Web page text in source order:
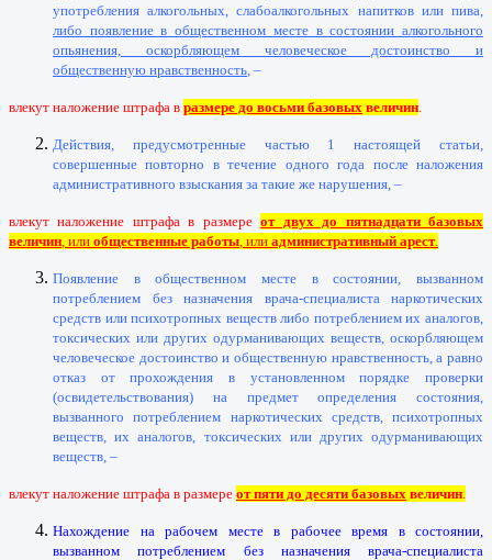
употребления алкогольных, слабоалкогольных напитков или пива,
либо появление в общественном месте в состоянии алкогольного
опьянения, оскорбляющем человеческое достоинство и
общественную нравственность , –
влекут наложение штрафа в размере до восьми базовых величин
Действия, предусмотренные частью 1 настоящей статьи,
совершенные повторно в течение одного года после наложения
административного взыскания за такие же нарушения, –
влекут наложение штрафа в размереот двух до пятнадцати базовых
величин , или общественные работы , или административный арест.
Появление в общественном месте в состоянии, вызванном
потреблением без назначения врача-специалиста наркотических
средств или психотропных веществ либо потреблением их аналогов,
токсических или других одурманивающих веществ, оскорбляющем
человеческое достоинство и общественную нравственность, а равно
отказ от прохождения в установленном порядке проверки
(освидетельствования) на предмет определения состояния,
вызванного потреблением наркотических средств, психотропных
веществ, их аналогов, токсических или других одурманивающих
веществ, –
влекут наложение штрафа в размере от пяти до десяти базовых величин
Нахождение на рабочем месте в рабочее время в состоянии,
вызванном потреблением без назначения врача-специалиста